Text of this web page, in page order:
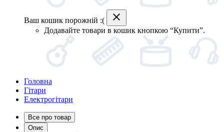
Ваш кошик порожній :(
Додавайте товари в кошик кнопкою “Купити”.
Головна
Гітари
Електрогітари
Все про товар
Опис